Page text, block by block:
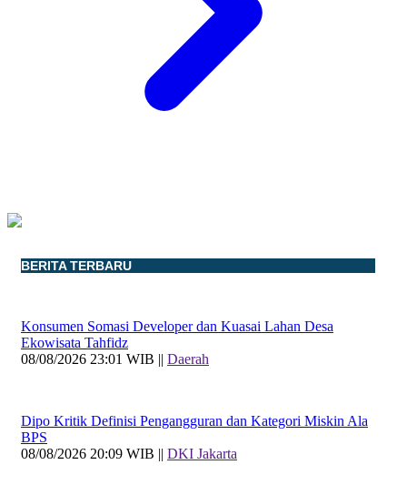
BERITA TERBARU
Konsumen Somasi Developer dan Kuasai Lahan Desa
Ekowisata Tahfidz
08/08/2026 23:01 WIB || Daerah
Dipo Kritik Definisi Pengangguran dan Kategori Miskin Ala
BPS
08/08/2026 20:09 WIB || DKI Jakarta